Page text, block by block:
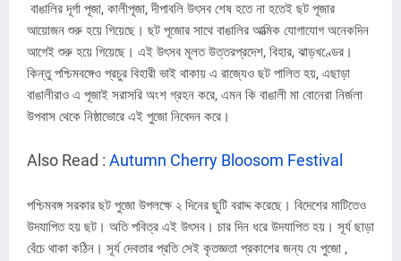
বাঙালির দূর্গা পূজা, কালীপূজা, দীপাবলি উৎসব শেষ হতে না হতেই ছট পূজার
আয়োজন শুরু হয়ে গিয়েছে। ছট পূজোর সাথে বাঙালির আত্মিক যোগাযোগ অনেকদিন
আগেই শুরু হয়ে গিয়েছে। এই উৎসব মূলত উত্তরপ্রদেশ, বিহার, ঝাড়খণ্ডের।
কিন্তু পশ্চিমবঙ্গেও প্রচুর বিহারী ভাই থাকায় এ রাজ্যেও ছট পালিত হয়, এছাড়া
বাঙালীরাও এ পূজাই সরাসরি অংশ গ্রহন করে, এমন কি বাঙালী মা বোনেরা নির্জলা
উপবাস থেকে নিষ্ঠাভোরে এই পুজো নিবেদন করে।
Also Read : Autumn Cherry Bloosom Festival
পশ্চিমবঙ্গ সরকার ছট পুজো উপলক্ষে ২ দিনের ছুটি বরাদ্দ করেছে। বিদেশের মাটিতেও
উদযাপিত হয় ছট। অতি পবিত্র এই উৎসব। চার দিন ধরে উদযাপিত হয়। সূর্য ছাড়া
বেঁচে থাকা কঠিন। সূর্য দেবতার প্রতি সেই কৃতজ্ঞতা প্রকাশের জন্য যে পুজো ,